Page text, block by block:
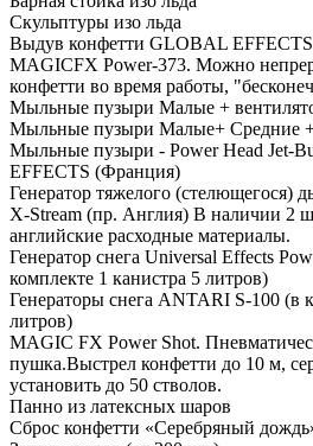
Скульптуры изо льда
Выдув конфетти GLOBAL EFFECTS
MAGICFX Power-373. Можно
конфетти во время работы,
Мыльные пузыри Малые +
Мыльные пузыри Малые+ Средние
Мыльные пузыри - Power Head Jet-
EFFECTS (Франция)
Генератор тяжелого (стелющегося)
X-Stream (пр. Англия) В наличии 2
английские расходные материалы.
Генератор снега Universal Effects
комплекте 1 канистра 5 литров)
Генераторы снега ANTARI S-100 (в
литров)
MAGIC FX Power Shot.
пушка.Выстрел конфетти до 10 м,
установить до 50 стволов.
Панно из латексных шаров
Сброс конфетти «Серебряный